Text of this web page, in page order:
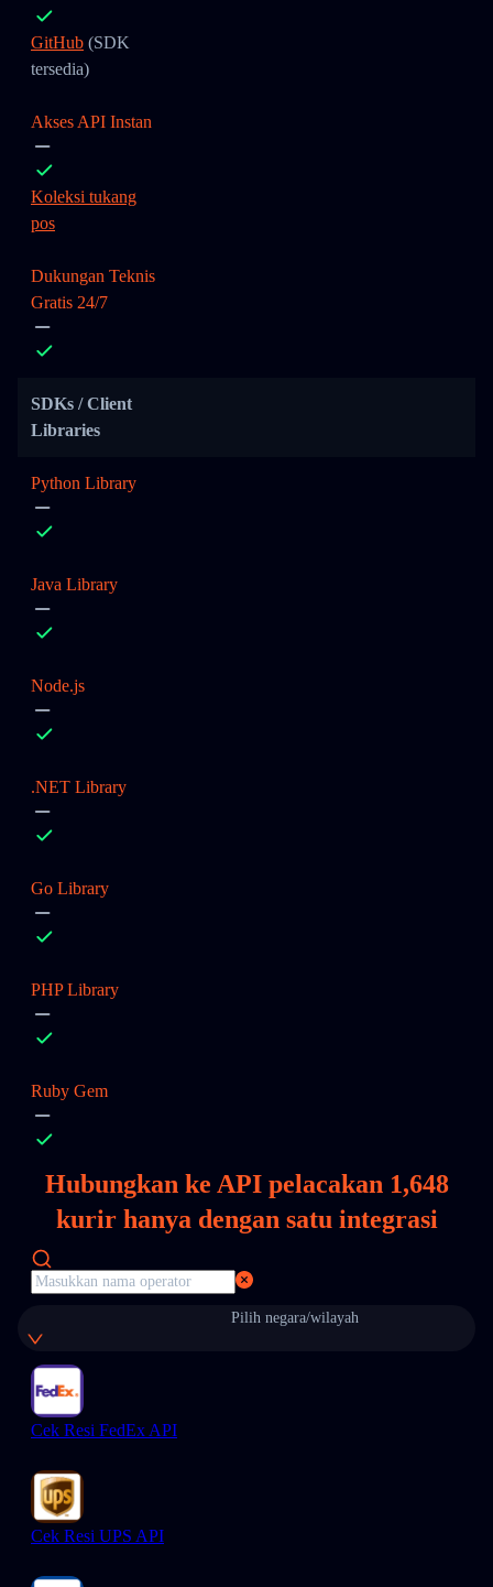
GitHub (SDK
tersedia)
Akses API Instan
Koleksi tukang
pos
Dukungan Teknis
Gratis 24/7
SDKs / Client
Libraries
Python Library
Java Library
Node.js
.NET Library
Go Library
PHP Library
Ruby Gem
Hubungkan ke API pelacakan 1,648
kurir hanya dengan satu integrasi
Pilih negara/wilayah
Cek Resi FedEx API
Cek Resi UPS API